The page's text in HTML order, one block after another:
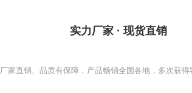
实力厂家 · 现货直销
厂家直销、品质有保障，产品畅销全国各地，多次获